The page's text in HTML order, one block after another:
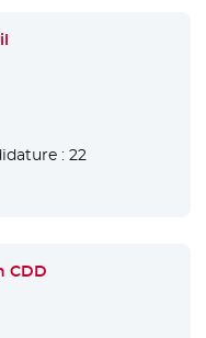
: 22
CDD